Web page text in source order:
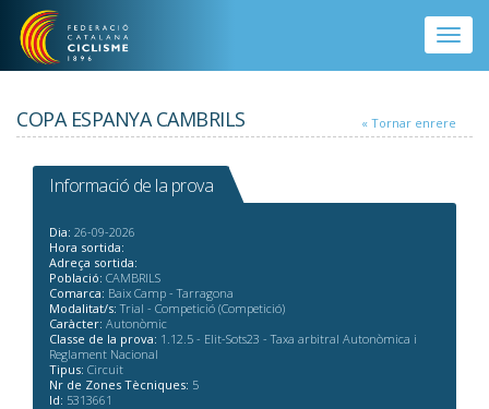
Vés al contingut
Toggle
COPA ESPANYA CAMBRILS
Informació de la prova
Dia: 26-09-2026
Hora sortida:
Adreça sortida:
Població: CAMBRILS
Comarca: Baix Camp - Tarragona
Modalitat/s: Trial - Competició (Competició)
Caràcter: Autonòmic
Classe de la prova: 1.12.5 - Elit-Sots23 - Taxa arbitral Autonòmica i
Reglament Nacional
Tipus: Circuit
Nr de Zones Tècniques: 5
Id: 5313661
« Tornar enrere